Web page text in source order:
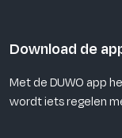
Download de
Met de DUWO app
wordt iets regelen